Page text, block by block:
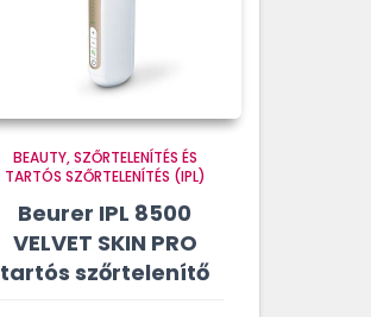
BEAUTY SZŐRTELENÍTÉS ÉS
TARTÓS SZŐRTELENÍTÉS (IPL)
Beurer IPL 8500
VELVET SKIN PRO
tartós szőrtelenítő